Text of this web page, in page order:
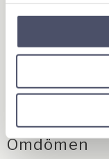
Omdömen